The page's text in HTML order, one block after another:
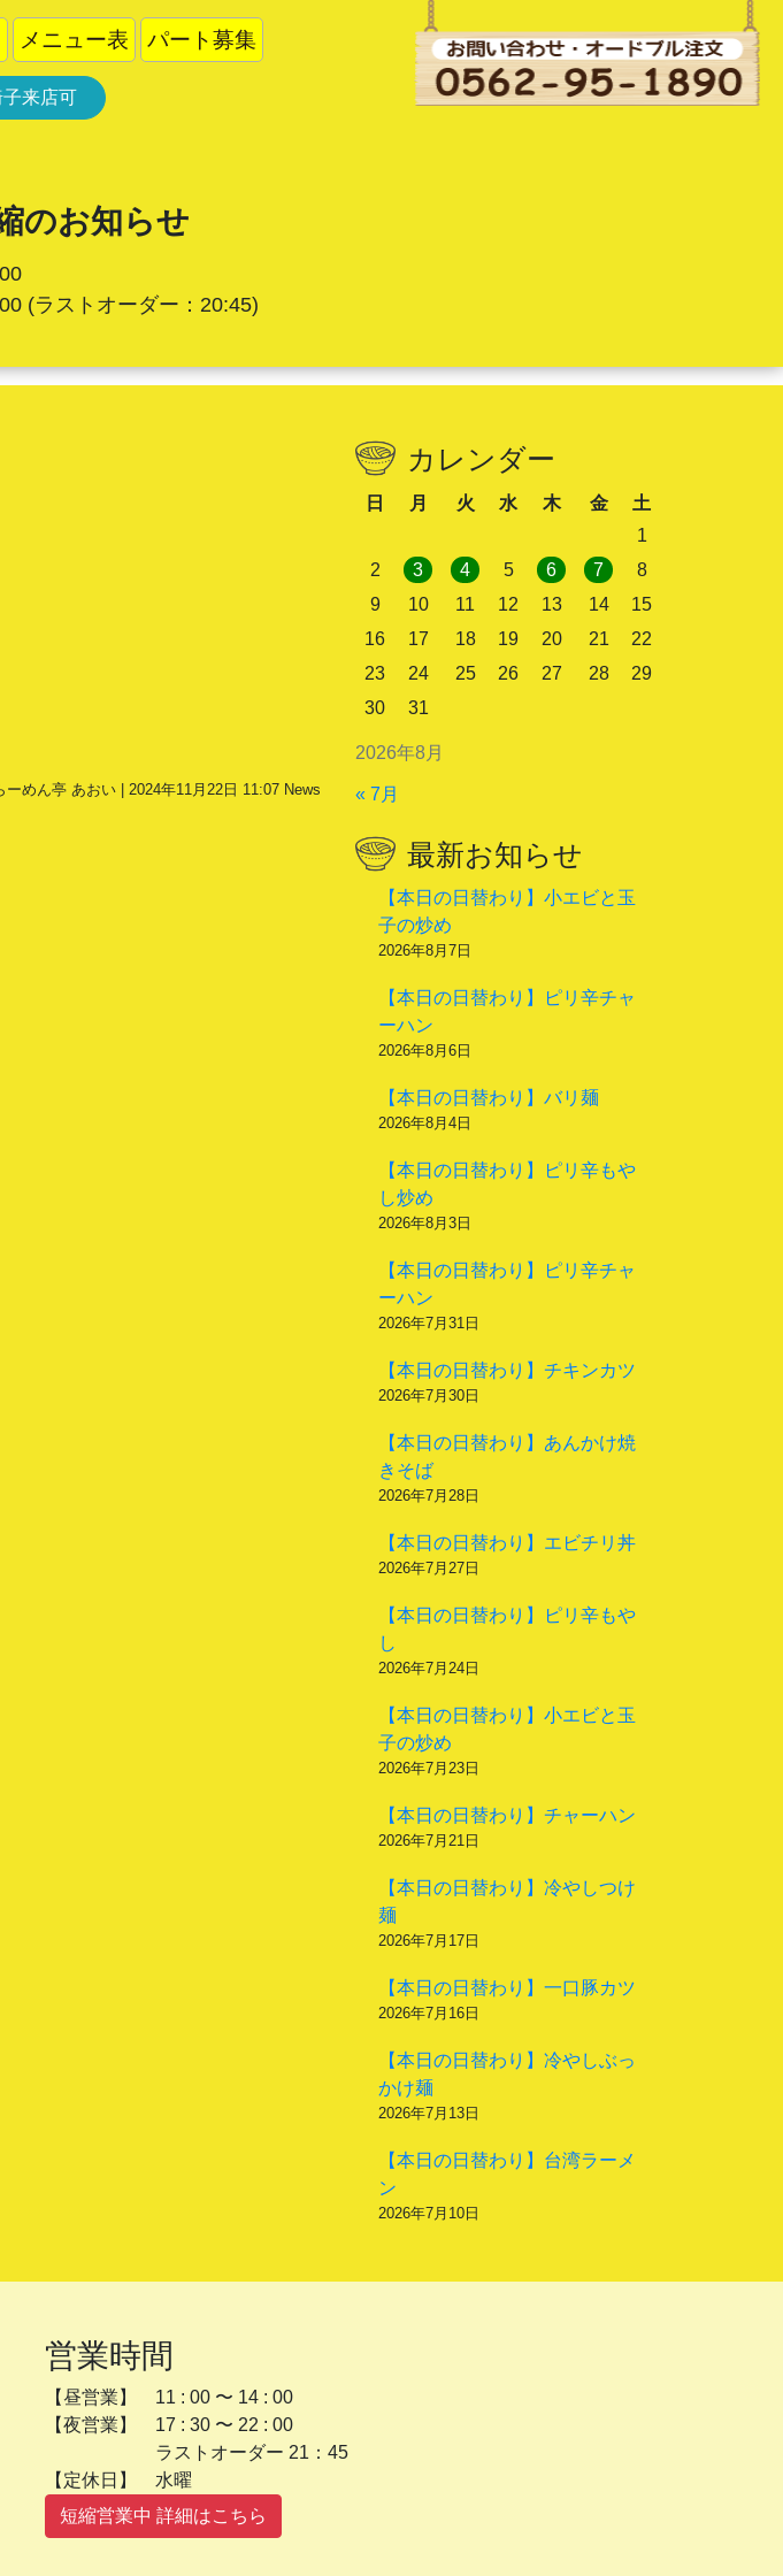
メニュー表 パート募集
来店可
のお知らせ
(ラストオーダー：20:45)
ーめん亭 あおい | 2024年11月22日 11:07 News
カレンダー
2026年8月
日 月 火 水 木 金
土
1
2
3 4 5 6 7
8
9
10 11 12 13 14
15
16
17 18 19 20 21
22
23
24 25 26 27 28
29
30
31
« 7月
最新お知らせ
【本日の日替わり】小エビと玉
子の炒め
2026年8月7日
【本日の日替わり】ピリ辛チャ
ーハン
2026年8月6日
【本日の日替わり】バリ麺
2026年8月4日
【本日の日替わり】ピリ辛もや
し炒め
2026年8月3日
【本日の日替わり】ピリ辛チャ
ーハン
2026年7月31日
【本日の日替わり】チキンカツ
2026年7月30日
【本日の日替わり】あんかけ焼
きそば
2026年7月28日
【本日の日替わり】エビチリ丼
2026年7月27日
【本日の日替わり】ピリ辛もや
し
2026年7月24日
【本日の日替わり】小エビと玉
子の炒め
2026年7月23日
【本日の日替わり】チャーハン
2026年7月21日
【本日の日替わり】冷やしつけ
麺
2026年7月17日
【本日の日替わり】一口豚カツ
2026年7月16日
【本日の日替わり】冷やしぶっ
かけ麺
2026年7月13日
【本日の日替わり】台湾ラーメ
ン
2026年7月10日
営業時間
【昼営業】 11 : 00 〜 14 : 00
【夜営業】 17 : 30 〜 22 : 00
ラストオーダー 21：45
【定休日】 水曜
短縮営業中 詳細はこちら